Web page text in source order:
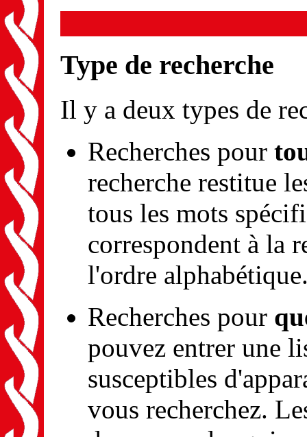
Type de recherche
Il y a deux types de
Recherches pour
recherche restitue
tous les mots
correspondent à la
l'ordre
Recherches pour
pouvez entrer une
susceptibles
vous recherchez.